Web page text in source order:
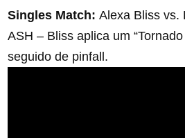
Singles Match:Alexa Bliss vs.
ASH – Bliss aplica um
seguido de pinfall.